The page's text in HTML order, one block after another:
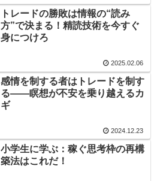
トレードの勝敗は情報の“読み
方”で決まる！精読技術を今すぐ
身につけろ
2025.02.06
感情を制する者はトレードを制す
る――瞑想が不安を乗り越えるカ
ギ
2024.12.23
小学生に学ぶ：稼ぐ思考枠の再構
築法はこれだ！